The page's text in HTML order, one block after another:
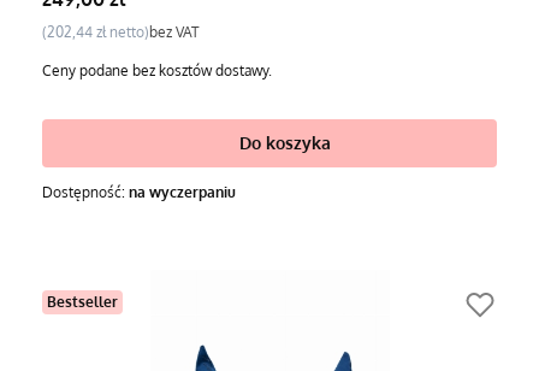
Cena
202,44 zł bez VAT
Ceny podane bez kosztów dostawy.
Do koszyka
Dostępność: na wyczerpaniu
Bestseller